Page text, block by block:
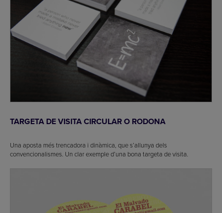
TARGETA DE VISITA CIRCULAR O RODONA
Una aposta més trencadora i dinàmica, que s’allunya dels
convencionalismes. Un clar exemple d’una bona targeta de visita.